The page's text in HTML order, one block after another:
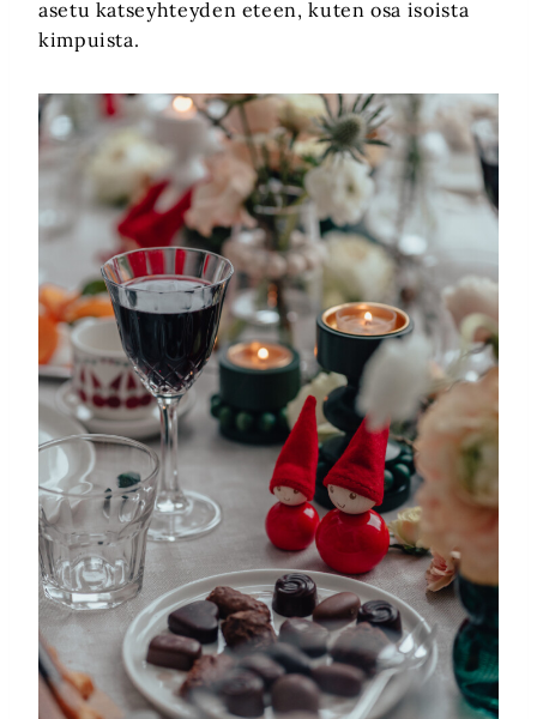
asetu katseyhteyden eteen, kuten osa isoista
kimpuista.